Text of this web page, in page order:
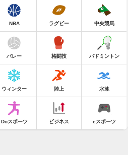
NBA ラグビー 中央競馬
バレー 格闘技 バドミントン
ウィンター 陸上 水泳
Doスポーツ ビジネス eスポーツ